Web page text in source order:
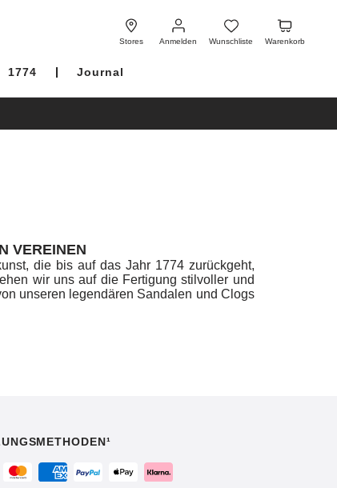
Stores Anmelden
Anmelden
Wunschliste
Wunschliste
Warenkorb
Warenkorb
1774 Journal
VEREINEN
die bis auf das Jahr 1774 zurückgeht,
wir uns auf die Fertigung stilvoller und
unseren legendären Sandalen und Clogs